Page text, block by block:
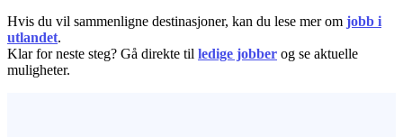
Hvis du vil sammenligne destinasjoner, kan du lese mer om jobb i
utlandet.
Klar for neste steg? Gå direkte til ledige jobber og se aktuelle
muligheter.